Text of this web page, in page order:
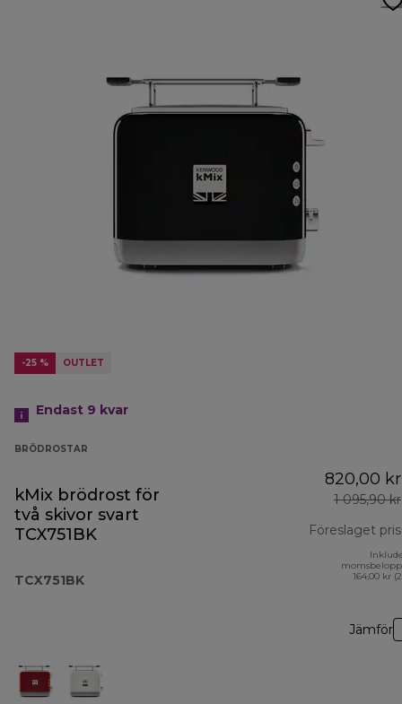
-25 % OUTLET
Endast 9 kvar
BRÖDROSTAR
kMix brödrost för
två skivor svart
TCX751BK
TCX751BK
820,00 kr
1 095,90 kr
Föreslaget pris
164,00 kr
Jämför